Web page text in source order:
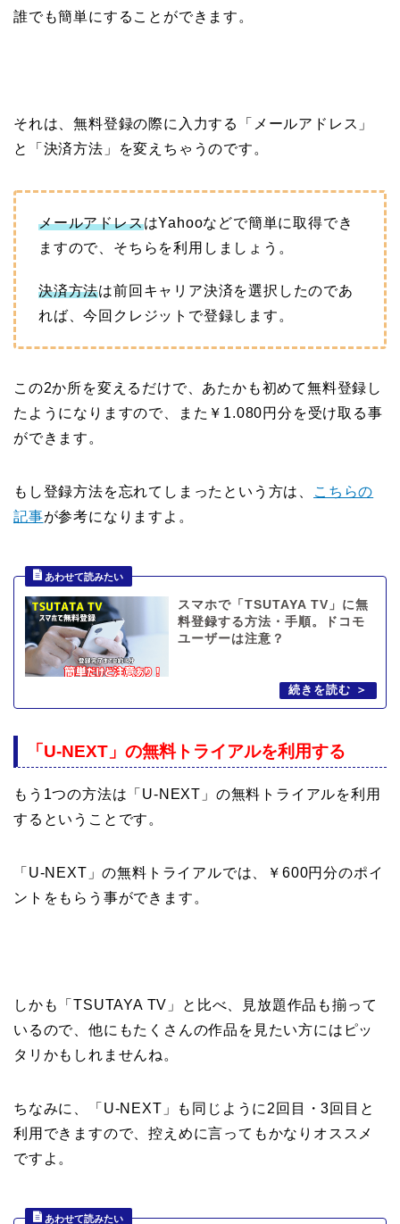
誰でも簡単にすることができます。
それは、無料登録の際に入力する「メールアドレス」
と「決済方法」を変えちゃうのです。
メールアドレスはYahooなどで簡単に取得でき
ますので、そちらを利用しましょう。
決済方法は前回キャリア決済を選択したのであ
れば、今回クレジットで登録します。
この2か所を変えるだけで、あたかも初めて無料登録し
たようになりますので、また￥1.080円分を受け取る事
ができます。
もし登録方法を忘れてしまったという方は、
こちらの
記事が参考になりますよ。
スマホで「TSUTAYA TV」に無
料登録する方法・手順。ドコモ
ユーザーは注意？
「U-NEXT」の無料トライアルを利用する
もう1つの方法は「U-NEXT」の無料トライアルを利用
するということです。
「U-NEXT」の無料トライアルでは、￥600円分のポイ
ントをもらう事ができます。
しかも「TSUTAYA TV」と比べ、見放題作品も揃って
いるので、他にもたくさんの作品を見たい方にはピッ
タリかもしれませんね。
ちなみに、「U-NEXT」も同じように2回目・3回目と
利用できますので、控えめに言ってもかなりオススメ
ですよ。